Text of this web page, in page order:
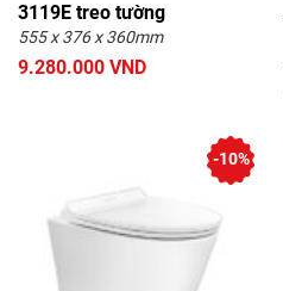
3119E treo tường
555 x 376 x 360mm
9.280.000 VND
-10%